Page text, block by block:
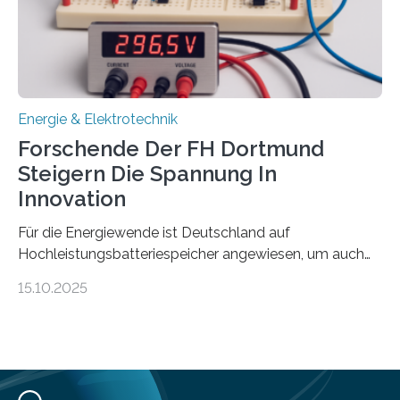
Mittelpunkt steht der direkte Wissenstransfer: Neue
wissenschaftliche Erkenntnisse sollen rasch in die
Energie & Elektrotechnik
Forschende Der FH Dortmund
Steigern Die Spannung In
Innovation
Für die Energiewende ist Deutschland auf
Hochleistungsbatteriespeicher angewiesen, um auch
Doch mit der immensen Zahl einzelner Batteriezellen,
Projekt KV-BATT diese Verluste reduzieren und
15.10.2025